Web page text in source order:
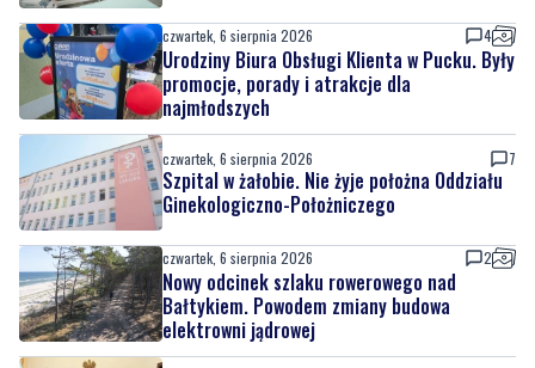
czwartek, 6 sierpnia 2026 4
Urodziny Biura Obsługi Klienta w Pucku. Były
promocje, porady i atrakcje dla
najmłodszych
czwartek, 6 sierpnia 2026 7
Szpital w żałobie. Nie żyje położna Oddziału
Ginekologiczno-Położniczego
czwartek, 6 sierpnia 2026 2
Nowy odcinek szlaku rowerowego nad
Bałtykiem. Powodem zmiany budowa
elektrowni jądrowej